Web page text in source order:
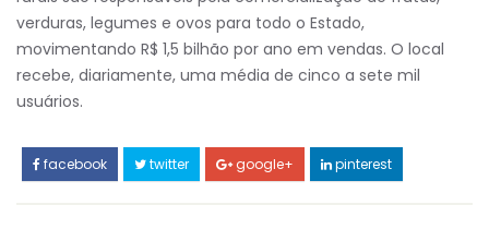
verduras, legumes e ovos para todo o Estado,
movimentando R$ 1,5 bilhão por ano em vendas. O local
recebe, diariamente, uma média de cinco a sete mil
usuários.
facebook twitter google+ pinterest